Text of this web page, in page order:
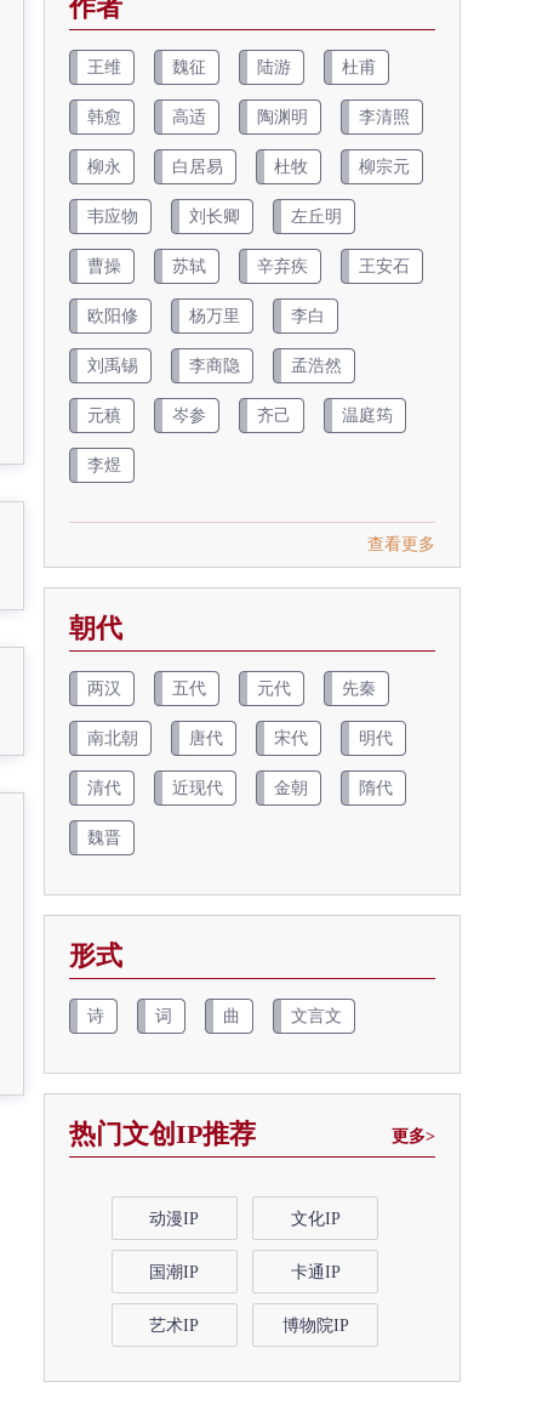
作者
王维 魏征 陆游 杜甫
韩愈 高适 陶渊明 李清照
柳永 白居易 杜牧 柳宗元
韦应物 刘长卿 左丘明
曹操 苏轼 辛弃疾 王安石
欧阳修 杨万里 李白
刘禹锡 李商隐 孟浩然
元稹 岑参 齐己 温庭筠
李煜
查看更多
朝代
两汉 五代 元代 先秦
南北朝 唐代 宋代 明代
清代 近现代 金朝 隋代
魏晋
形式
诗 词 曲 文言文
热门文创IP推荐 更多>
动漫IP 文化IP
国潮IP 卡通IP
艺术IP 博物院IP